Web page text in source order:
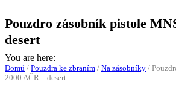
Pouzdro zásobník pistole
desert
You are here:
Domů / Pouzdra ke zbraním / Na zásobníky /
2000 AČR – desert